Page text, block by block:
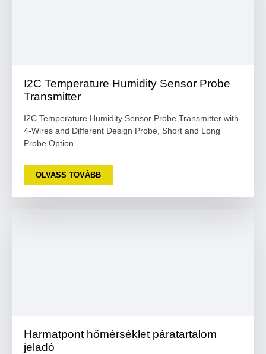
I2C Temperature Humidity Sensor Probe
Transmitter
I2C Temperature Humidity Sensor Probe Transmitter with
4-Wires and Different Design Probe, Short and Long
Probe Option
OLVASS TOVÁBB
Harmatpont hőmérséklet páratartalom
jeladó